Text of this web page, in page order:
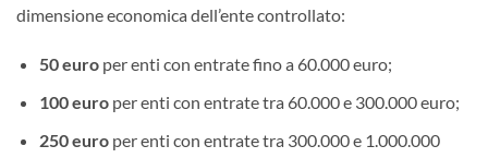
dimensione economica dell’ente controllato:
50 europer enti con entrate fino a 60.000 euro;
100 europer enti con entrate tra 60.000 e 300.000 euro;
250 europer enti con entrate tra 300.000 e 1.000.000